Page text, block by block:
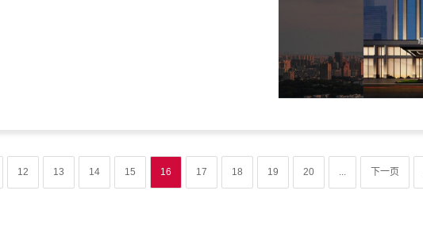
12 13 14 15 16 17 18 19 20 ... 下一页